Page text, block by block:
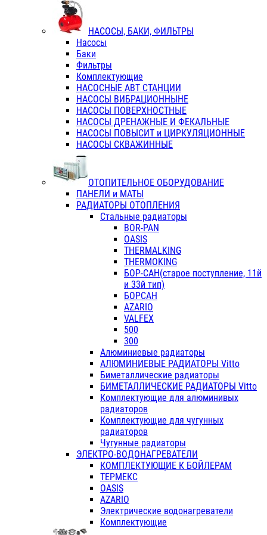
НАСОСЫ, БАКИ, ФИЛЬТРЫ
Насосы
Баки
Фильтры
Комплектующие
НАСОСНЫЕ АВТ СТАНЦИИ
НАСОСЫ ВИБРАЦИОННЫНЕ
НАСОСЫ ПОВЕРХНОСТНЫЕ
НАСОСЫ ДРЕНАЖНЫЕ И ФЕКАЛЬНЫЕ
НАСОСЫ ПОВЫСИТ и ЦИРКУЛЯЦИОННЫЕ
НАСОСЫ СКВАЖИННЫЕ
ОТОПИТЕЛЬНОЕ ОБОРУДОВАНИЕ
ПАНЕЛИ и МАТЫ
РАДИАТОРЫ ОТОПЛЕНИЯ
Стальные радиаторы
BOR-PAN
OASIS
THERMALKING
THERMOKING
БОР-САН(старое поступление, 11й
и 33й тип)
БОРСАН
AZARIO
VALFEX
500
300
Алюминиевые радиаторы
АЛЮМИНИЕВЫЕ РАДИАТОРЫ Vitto
Биметаллические радиаторы
БИМЕТАЛЛИЧЕСКИЕ РАДИАТОРЫ Vitto
Комплектующие для алюминивых
радиаторов
Комплектующие для чугунных
радиаторов
Чугунные радиаторы
ЭЛЕКТРО-ВОДОНАГРЕВАТЕЛИ
КОМПЛЕКТУЮЩИЕ К БОЙЛЕРАМ
ТЕРМЕКС
OASIS
AZARIO
Электрические водонагреватели
Комплектующие